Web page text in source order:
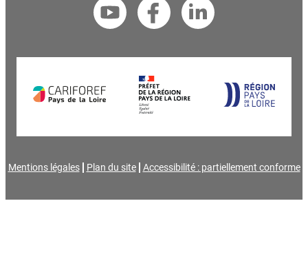
Mentions légales Plan du site Accessibilité : partiellement conforme